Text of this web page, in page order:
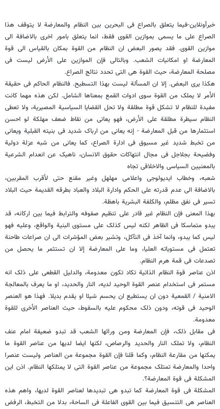
خبرأونلاین-فیما یتعلق بالصراع فی البحرین بین النظام والمعارضة لا یتوقف هذا
الصراع على ما یسمى بموازین القوى فقط، انما یتعلق بامور اخرى بالاضافة الى
موازین القوى. فقد یصور البعض ان النظام من القوة بمکان بالقیاس الى قوة
المعارضة او امکانیات الشعب. وبالتالی فإن الموازین على الأرض لیست فی
مصلحة المعارضة، حیث القوة هی التی تحدد نتائج الصراع.
هکذا یرى البعض. إلا ان المسألة لیست بهذا التسطیح. فالنظام الحاکم فی حقیقة
الأمر لا یملک من القوة سوى ادوات القمع بمعناها الشامل. لکن هذه مهما کانت
مفیدة للنظام لا تشکل قوة مطلقة ولا تحل القضایا السیاسیة المصیریة، ولا تعطی
النظام سیطرة مطلقة على الأرض، فهو یعانی من نقاط ضعف مهلکة لو احسن
استثمارها من قبل المعارضة - إنه یعانی من ارباک شدید فی بنیته القبلیة ویعانی
من تخبط شدید غیر مسبوق فی ادارة الصراع، کما یعانی من شبه عزلة دولیة
وفضیحة بجلاجل فی مجال انتهاکات حقوق الانسان، ناهیک عن انعدام الشرعیة
بالمعنیین السیاسی والاخلاقی تجاه
شعبه، وخطاب ایدیولوجی واعلامی مهلهل وغیر مقنع حتى لأقرب المقربین،
بالاضافة الى عدم قدرته على الحکم وادارة البلاد والعباد بطرقه القدیمة حیث البلاد
تسیر فی نفق مظلم، والکلفة البشریة باهظة.
بهذا المعنى فإن النظام غیر قادر على تنظیم صفوفه والترابط فیما بین ارکانه، قد
یبدو متماسکا فی الظاهر لکنه لیس کذلک على مستوى البنیة والواقع، وعلیه فهو
لیس کما یبدو، وانما آخذ فی التآکل، وتشیر بعض المؤشرات الى ان صراعات طاحنة
تعتمل فی مستویاته العلیا، وما على المعارضة إلا ان تستثمر ما یحصل من
تصدعات فی قمة هرم النظام.
اذن عناصر قوة النظام الذاتیة تکاد تکون معدومة، والدلیل القطعی على ذلک انه
مستمر فی استخدام عنصر القوة الوحید لدیه، النار والحدید، او ما یعرف بالمعالجة
الامنیة / القمعیة دون ان یستطیع ان یحسم شیئا او یقدم بدیلا. فهذا هو العنصر
الوحید فی قوته، ودون ذلک محکوم علیه بالسقوط، حیث العناصر الأخرى للقوة
معدومة.
فی مقابل ذلک، فإن المعارضة ومن ورائها الشعب قد تبدو ضعیفة امام عنف
النظام، ولا تملک النار والحدید والرصاص، لکنها ایضا لدیها من عناصر القوة ما
یمکنها من مقارعة النظام، وکما قلنا فإن القوة مجموعة من العناصر ولیست عنصرا
واحدا والمعارضة تمتلک مجموعة من عناصر القوة التی لا یمتلکها النظام. اذن این
المشکلة فی قوة المعارضة؟.
المشکلة فی قوة المعارضة کما تبدو هی تبدیدها لعناصر القوة لدیها، واهم هذه
العناصر هی التنسیق فیما بین القوى الفاعلة فی الساحة، بدلا من التخبط، الرفض